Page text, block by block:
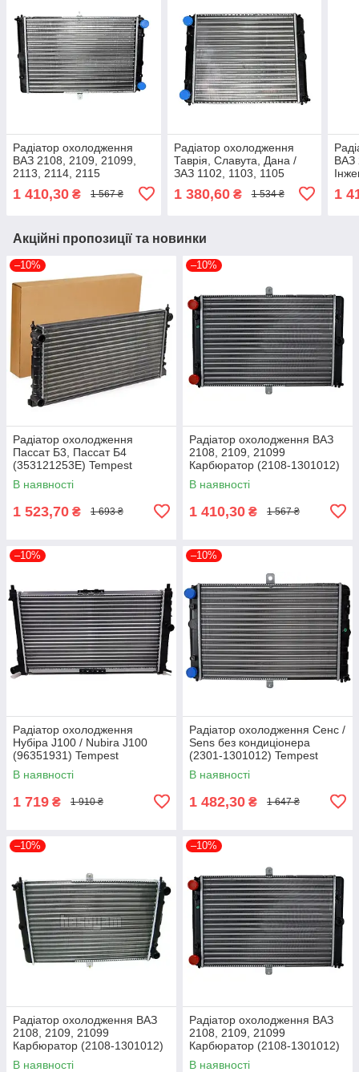
Радіатор охолодження
ВАЗ 2108, 2109, 21099,
2113, 2114, 2115
(Інжектор) Tempest 21082-
1301012
1 410,30 ₴ 1 567 ₴
Радіатор охолодження
Таврія, Славута, Дана /
ЗАЗ 1102, 1103, 1105
(1102-1301012) Tempest
1102-1301012
1 380,60₴ 1 534 ₴
ВАЗ
1
Акційні пропозиції та новинки
–10%
Радіатор охолодження
Пассат Б3, Пассат Б4
(353121253E) Tempest
TP.15.65.1611
В наявності
1 523,70 ₴ 1 693 ₴
–10%
Радіатор охолодження ВАЗ
2108, 2109, 21099
Карбюратор (2108-1301012)
Tempest 2108-1301012
В наявності
1 410,30 ₴ 1 567 ₴
–10%
Радіатор охолодження
Нубіра J100 / Nubira J100
(96351931) Tempest
TP.1510616591
В наявності
1 719 ₴ 1 910 ₴
–10%
Радіатор охолодження Сенс /
Sens без кондиціонера
(2301-1301012) Tempest
TP.15101301012
В наявності
1 482,30 ₴ 1 647 ₴
–10%
Радіатор охолодження ВАЗ
2108, 2109, 21099
Карбюратор (2108-1301012)
ДК 2108-1301012
В наявності
–10%
Радіатор охолодження ВАЗ
2108, 2109, 21099
Карбюратор (2108-1301012)
Tempest 2108-1301012
В наявності